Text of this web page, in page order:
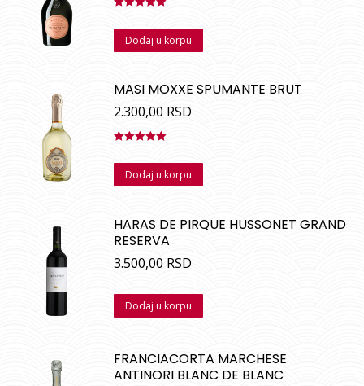
sa5.00od
Dodaj u korpu
MASI MOXXE SPUMANTE BRUT
2.300,00 RSD
sa5.00od
Dodaj u korpu
HARAS DE PIRQUE HUSSONET GRAND
RESERVA
3.500,00 RSD
Dodaj u korpu
FRANCIACORTA MARCHESE
ANTINORI BLANC DE BLANC